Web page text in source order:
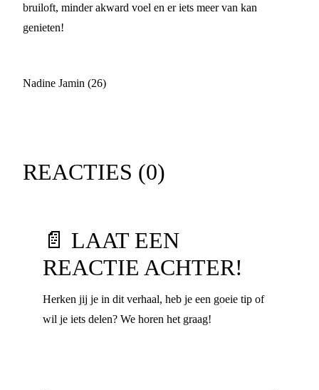
bruiloft, minder akward voel en er iets meer van kan
genieten!
Nadine Jamin (26)
REACTIES (0)
📄 LAAT EEN
REACTIE ACHTER!
Herken jij je in dit verhaal, heb je een goeie tip of
wil je iets delen? We horen het graag!